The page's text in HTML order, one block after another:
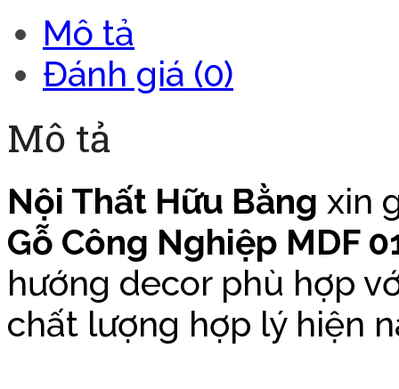
Mô tả
Đánh giá (0)
Mô tả
Nội Thất Hữu Bằng xin
Gỗ Công Nghiệp MDF
hướng decor phù hợp
chất lượng hợp lý hiện